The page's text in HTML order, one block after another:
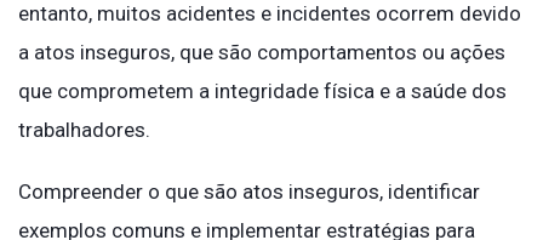
entanto, muitos acidentes e incidentes ocorrem devido
a atos inseguros, que são comportamentos ou ações
que comprometem a integridade física e a saúde dos
trabalhadores.
Compreender o que são atos inseguros, identificar
exemplos comuns e implementar estratégias para